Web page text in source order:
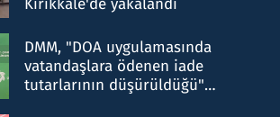
Kırıkkale'de yakalandı
DMM, "DOA uygulamasında
vatandaşlara ödenen iade
tutarlarının düşürüldüğü"